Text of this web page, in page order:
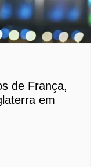
de França,
em